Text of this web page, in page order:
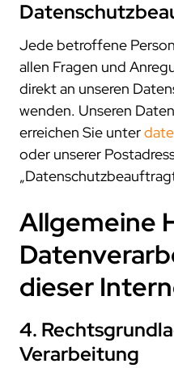
Jede betroffene
allen Fragen und
direkt an unseren
wenden. Unseren
erreichen Sie unter
oder unserer
Allgemeine
dieser
4.
Verarbeitung